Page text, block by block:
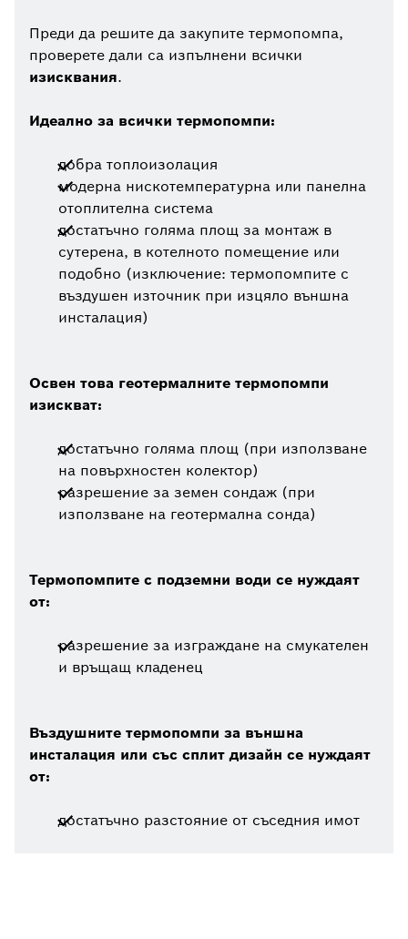
Преди да решите да закупите термопомпа,
проверете дали са изпълнени всички
изисквания.
Идеално за всички термопомпи:
добра топлоизолация
модерна нискотемпературна или панелна
отоплителна система
достатъчно голяма площ за монтаж в
сутерена, в котелното помещение или
подобно (изключение: термопомпите с
въздушен източник при изцяло външна
инсталация)
Освен това геотермалните термопомпи
изискват:
достатъчно голяма площ (при използване
на повърхностен колектор)
разрешение за земен сондаж (при
използване на геотермална сонда)
Термопомпите с подземни води се нуждаят
от:
разрешение за изграждане на смукателен
и връщащ кладенец
Въздушните термопомпи за външна
инсталация или със сплит дизайн се нуждаят
от:
достатъчно разстояние от съседния имот